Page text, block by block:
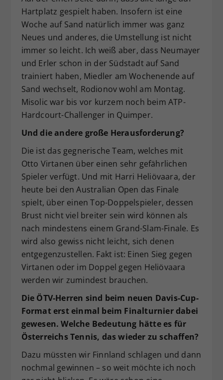
Hartplatz gespielt haben. Insofern ist eine
Woche auf Sand natürlich immer was ganz
Neues und anderes, die Umstellung ist nicht
immer so leicht. Ich weiß aber, dass Neumayer
und Erler schon in der Südstadt auf Sand
trainiert haben, Miedler am Wochenende auf
Sand wechselt, Rodionov wohl am Montag.
Misolic war bis vor kurzem noch beim ATP-
Hardcourt-Challenger in Quimper.
Und die andere große Herausforderung?
Die ist das gegnerische Team, welches mit
Otto Virtanen über einen sehr gefährlichen
Spieler verfügt. Und mit Harri Heliövaara, der
heute bei den Australian Open das Finale
spielt, über einen Top-Doppelspieler, dessen
Brust nicht viel breiter sein wird können als
nach mindestens einem Grand-Slam-Finale. Es
wird also gewiss nicht leicht, sich denen
entgegenzustellen. Fakt ist: Einen Sieg gegen
Virtanen oder im Doppel gegen Heliövaara
werden wir zumindest brauchen.
Die ÖTV-Herren sind beim neuen Davis-Cup-
Format erst einmal beim Finalturnier dabei
gewesen. Welche Bedeutung hätte es für
Österreichs Tennis, das wieder zu schaffen?
Dazu müssten wir Finnland schlagen und dann
nochmal gewinnen – so weit möchte ich noch